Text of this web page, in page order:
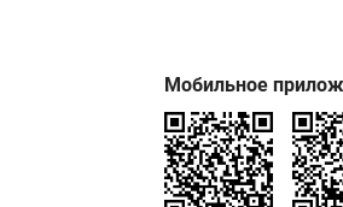
Мобильное